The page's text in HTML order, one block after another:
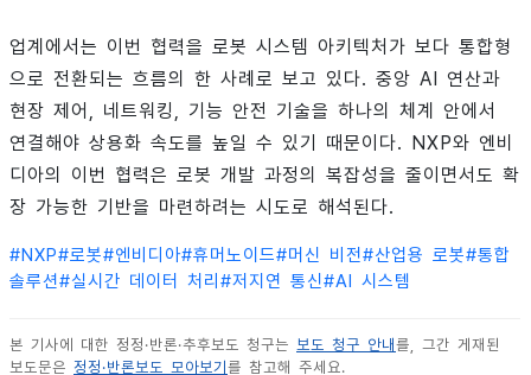
업계에서는 이번 협력을 로봇 시스템 아키텍처가 보다 통합형
으로 전환되는 흐름의 한 사례로 보고 있다. 중앙 AI 연산과
현장 제어, 네트워킹, 기능 안전 기술을 하나의 체계 안에서
연결해야 상용화 속도를 높일 수 있기 때문이다. NXP와 엔비
디아의 이번 협력은 로봇 개발 과정의 복잡성을 줄이면서도 확
장 가능한 기반을 마련하려는 시도로 해석된다.
#NXP#로봇#엔비디아#휴머노이드#머신 비전#산업용 로봇#통합
솔루션#실시간 데이터 처리 #저지연 통신#AI 시스템
본 기사에 대한 정정·반론·추후보도 청구는 보도 청구 안내를, 그간 게재된
보도문은 정정·반론보도 모아보기를 참고해 주세요.